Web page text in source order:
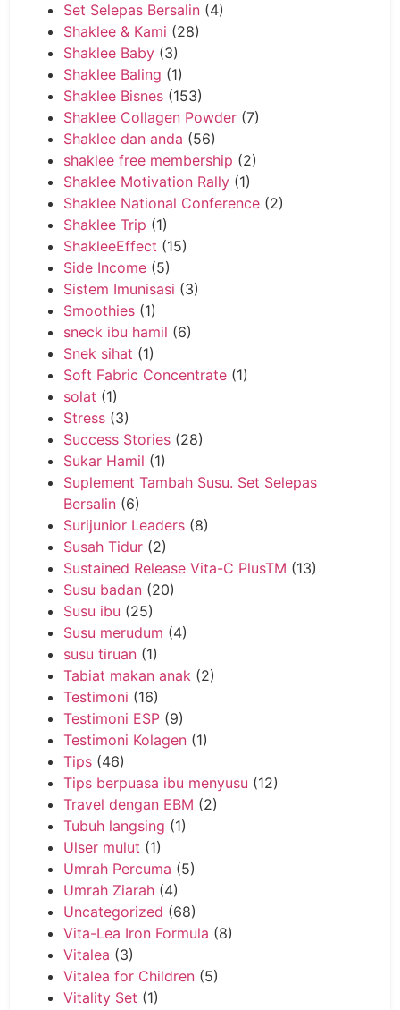
Set Selepas Bersalin (4)
Shaklee & Kami (28)
Shaklee Baby (3)
Shaklee Baling (1)
Shaklee Bisnes (153)
Shaklee Collagen Powder (7)
Shaklee dan anda (56)
shaklee free membership (2)
Shaklee Motivation Rally (1)
Shaklee National Conference (2)
Shaklee Trip (1)
ShakleeEffect (15)
Side Income (5)
Sistem Imunisasi (3)
Smoothies (1)
sneck ibu hamil (6)
Snek sihat (1)
Soft Fabric Concentrate (1)
solat (1)
Stress (3)
Success Stories (28)
Sukar Hamil (1)
Suplement Tambah Susu. Set Selepas
Bersalin (6)
Surijunior Leaders (8)
Susah Tidur (2)
Sustained Release Vita-C PlusTM (13)
Susu badan (20)
Susu ibu (25)
Susu merudum (4)
susu tiruan (1)
Tabiat makan anak (2)
Testimoni (16)
Testimoni ESP (9)
Testimoni Kolagen (1)
Tips (46)
Tips berpuasa ibu menyusu (12)
Travel dengan EBM (2)
Tubuh langsing (1)
Ulser mulut (1)
Umrah Percuma (5)
Umrah Ziarah (4)
Uncategorized (68)
Vita-Lea Iron Formula (8)
Vitalea (3)
Vitalea for Children (5)
Vitality Set (1)